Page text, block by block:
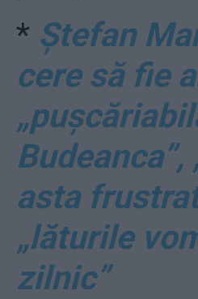
* Ștefan
cere să fie
Budeanca”,
asta
„lăturile
zilnic”